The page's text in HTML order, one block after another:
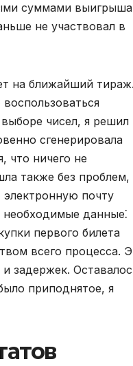
суммами
не участвовал в
на ближайший тираж.
чисел, я решил
сгенерировала
что ничего не
также без проблем,
почту
данные⁚
первого билета
всего процесса.
задержек.
приподнятое, я